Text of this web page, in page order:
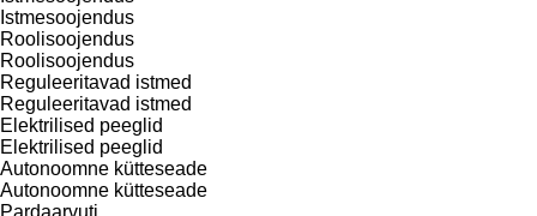
Istmesoojendus
Roolisoojendus
Roolisoojendus
Reguleeritavad istmed
Reguleeritavad istmed
Elektrilised peeglid
Elektrilised peeglid
Autonoomne kütteseade
Autonoomne kütteseade
Pardaarvuti